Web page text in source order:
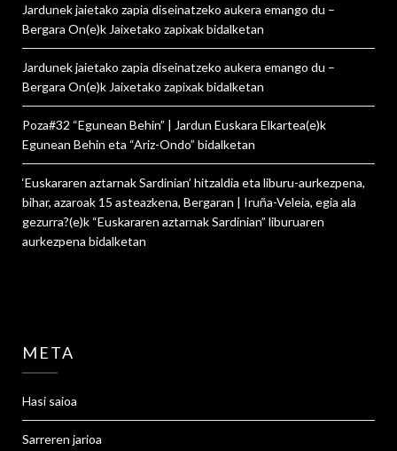
Jardunek jaietako zapia diseinatzeko aukera emango du –
Bergara On(e)k Jaixetako zapixakbidalketan
Jardunek jaietako zapia diseinatzeko aukera emango du –
Bergara On(e)k Jaixetako zapixakbidalketan
Poza#32 “Egunean Behin” | Jardun Euskara Elkartea(e)k
Egunean Behin eta “Ariz-Ondo” bidalketan
‘Euskararen aztarnak Sardinian’ hitzaldia eta liburu-aurkezpena,
bihar, azaroak 15 asteazkena, Bergaran | Iruña-Veleia, egia ala
gezurra?(e)k “Euskararen aztarnak Sardinian” liburuaren
aurkezpena bidalketan
META
Hasi saioa
Sarreren jarioa